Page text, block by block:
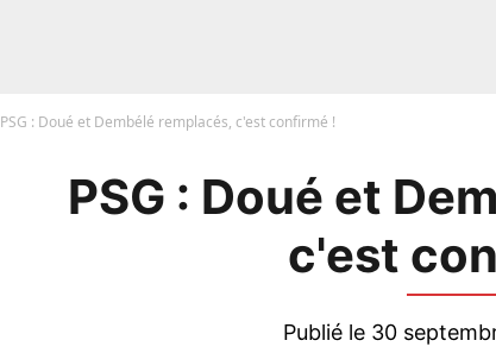
PSG : Doué et Dembélé remplacés, c'est confirmé !
PSG : Doué et
c'est
Publié le 30